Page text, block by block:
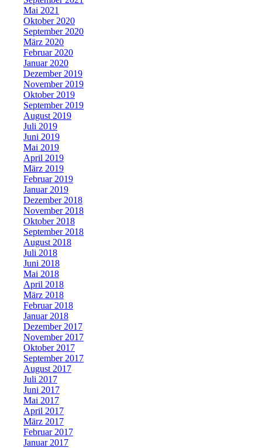
Mai 2021
Oktober 2020
September 2020
März 2020
Februar 2020
Januar 2020
Dezember 2019
November 2019
Oktober 2019
September 2019
August 2019
Juli 2019
Juni 2019
Mai 2019
April 2019
März 2019
Februar 2019
Januar 2019
Dezember 2018
November 2018
Oktober 2018
September 2018
August 2018
Juli 2018
Juni 2018
Mai 2018
April 2018
März 2018
Februar 2018
Januar 2018
Dezember 2017
November 2017
Oktober 2017
September 2017
August 2017
Juli 2017
Juni 2017
Mai 2017
April 2017
März 2017
Februar 2017
Januar 2017